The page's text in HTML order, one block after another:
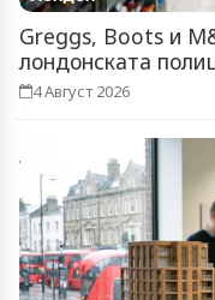
Greggs, Boots и
лондонската
4 Август 2026